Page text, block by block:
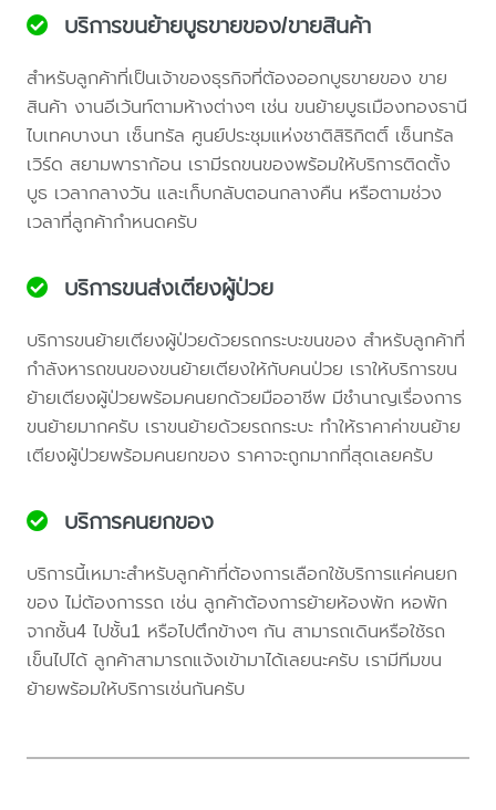
บริการขนย้ายบูธขายของ/ขายสินค้า
สำหรับลูกค้าที่เป็นเจ้าของธุรกิจที่ต้องออกบูธขายของ ขาย
สินค้า งานอีเว้นท์ตามห้างต่างๆ เช่น ขนย้ายบูธเมืองทองธานี
ไบเทคบางนา เซ็นทรัล ศูนย์ประชุมแห่งชาติสิริกิตติ์ เซ็นทรัล
เวิร์ด สยามพาราก้อน เรามีรถขนของพร้อมให้บริการติดตั้ง
บูธ เวลากลางวัน และเก็บกลับตอนกลางคืน หรือตามช่วง
เวลาที่ลูกค้ากำหนดครับ
บริการขนส่งเตียงผู้ป่วย
บริการขนย้ายเตียงผู้ป่วยด้วยรถกระบะขนของ สำหรับลูกค้าที่
กำลังหารถขนของขนย้ายเตียงให้กับคนป่วย เราให้บริการขน
ย้ายเตียงผู้ป่วยพร้อมคนยกด้วยมืออาชีพ มีชำนาญเรื่องการ
ขนย้ายมากครับ เราขนย้ายด้วยรถกระบะ ทำให้ราคาค่าขนย้าย
เตียงผู้ป่วยพร้อมคนยกของ ราคาจะถูกมากที่สุดเลยครับ
บริการคนยกของ
บริการนี้เหมาะสำหรับลูกค้าที่ต้องการเลือกใช้บริการแค่คนยก
ของ ไม่ต้องการรถ เช่น ลูกค้าต้องการย้ายห้องพัก หอพัก
จากชั้น4 ไปชั้น1 หรือไปตึกข้างๆ กัน สามารถเดินหรือใช้รถ
เข็นไปได้ ลูกค้าสามารถแจ้งเข้ามาได้เลยนะครับ เรามีทีมขน
ย้ายพร้อมให้บริการเช่นกันครับ